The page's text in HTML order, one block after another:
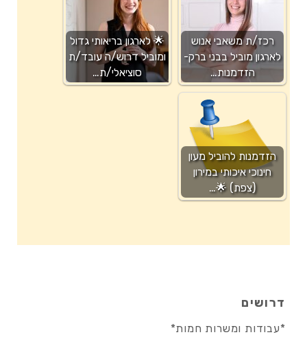
רכז/ת משאבי אנוש
לארגון מוביל בבני ברק-
הזדמנות…
🌟 לארגון בריאותי גדול
ומוביל דרוש/ה עובד/ת
סוציאלי/ת…
הזדמנות להוביל מעון
חינוכי איכותי במירון
(צפת) 🌟…
דרושים
*עבודות ומשרות חמות*